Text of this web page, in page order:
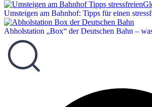
Umsteigen am Bahnhof: Tipps für einen
Abholstation „Box“ der Deutschen Bahn –